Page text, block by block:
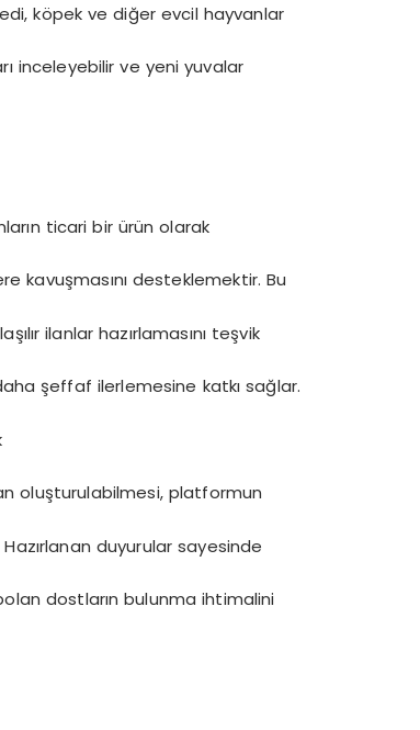
köpek ve diğer evcil hayvanlar
inceleyebilir ve yeni yuvalar
ticari bir ürün olarak
kavuşmasını desteklemektir. Bu
ilanlar hazırlamasını teşvik
şeffaf ilerlemesine katkı sağlar.
oluşturulabilmesi, platformun
duyurular sayesinde
dostların bulunma ihtimalini